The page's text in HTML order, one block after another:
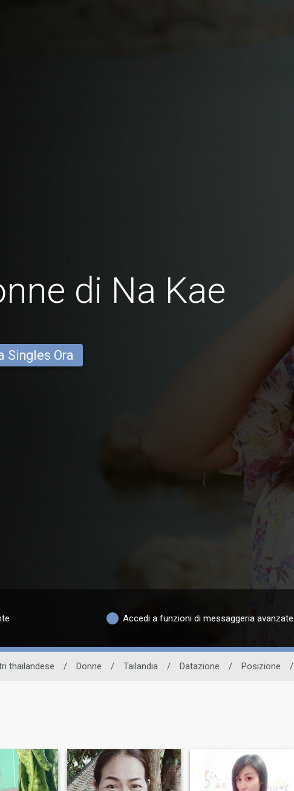
di Na Kae
Singles Ora
Accedi a funzioni di messaggeria avanzate
thailandese / Donne / Tailandia / Datazione / Posizione /